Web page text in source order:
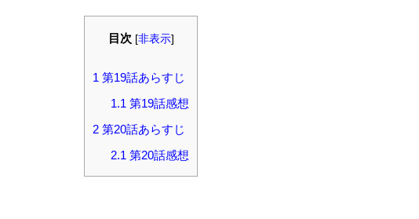
目次 [非表示]
1 第19話あらすじ
1.1 第19話感想
2 第20話あらすじ
2.1 第20話感想